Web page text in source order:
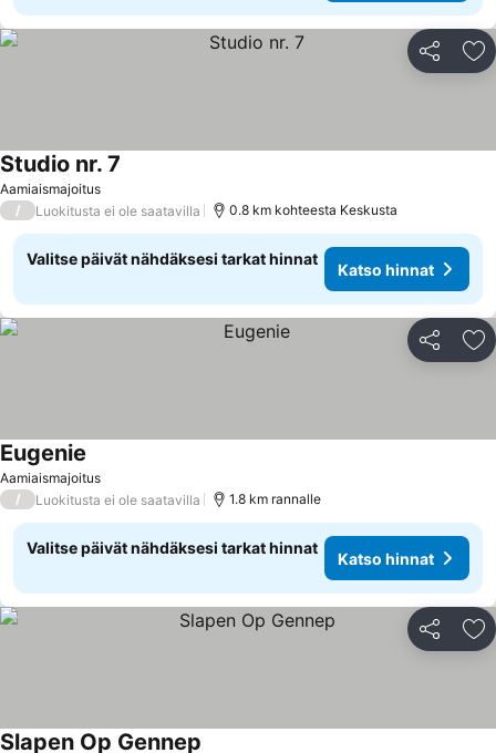
Jaa
Aamiaismajoitus
Studio nr. 7
/ Luokitusta ei ole saatavilla 0.8 km kohteesta Keskusta
Valitse päivät nähdäksesi tarkat hinnat
Katso hinnat
Jaa
Aamiaismajoitus
Eugenie
/ Luokitusta ei ole saatavilla 1.8 km rannalle
Valitse päivät nähdäksesi tarkat hinnat
Katso hinnat
Jaa
Slapen Op Gennep